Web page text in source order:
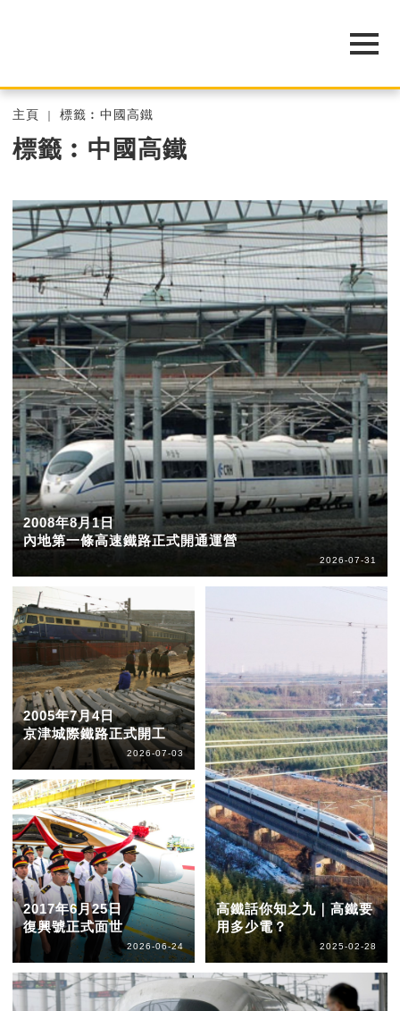
主頁 標籤︰中國高鐵
標籤︰中國高鐵
2008年8月1日
內地第一條高速鐵路正式開通運營
2026-07-31
2005年7月4日
京津城際鐵路正式開工
2026-07-03
2017年6月25日
復興號正式面世
2026-06-24
高鐵話你知之九｜高鐵要
用多少電？
2025-02-28